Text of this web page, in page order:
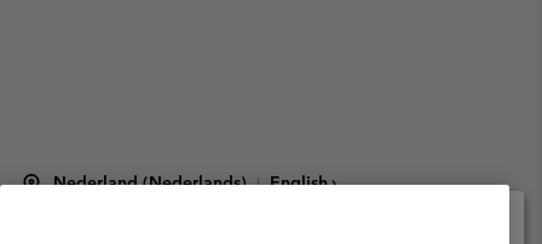
Nederland (Nederlands) | English ›